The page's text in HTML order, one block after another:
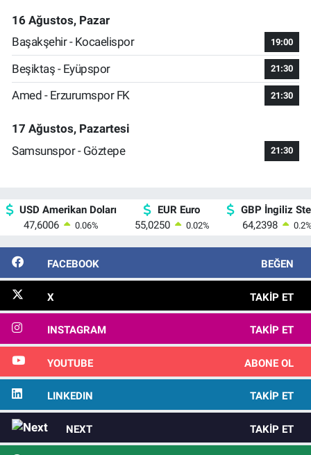
16 Ağustos, Pazar
Başakşehir - Kocaelispor
19:00
Beşiktaş - Eyüpspor 21:30
Amed - Erzurumspor FK 21:30
17 Ağustos, Pazartesi
Samsunspor - Göztepe
21:30
USD Amerikan Doları
47,6006
0.06%
EUR Euro
55,0250
0.02%
GBP İngiliz
64,2398
0.2
FACEBOOK BEĞEN
X TAKIP ET
INSTAGRAM TAKIP ET
YOUTUBE ABONE OL
LINKEDIN TAKIP ET
NEXT TAKIP ET